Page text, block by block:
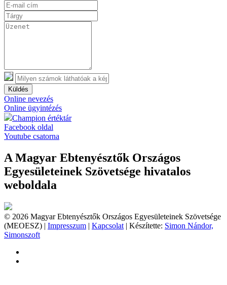
Küldés
Online nevezés
Online ügyintézés
Champion értéktár
Facebook oldal
Youtube csatorna
A Magyar Ebtenyésztők Országos
Egyesületeinek Szövetsége hivatalos
weboldala
© 2026 Magyar Ebtenyésztők Országos Egyesületeinek Szövetsége
(MEOESZ) | Impresszum | Kapcsolat | Készítette: Simon Nándor,
Simonszoft